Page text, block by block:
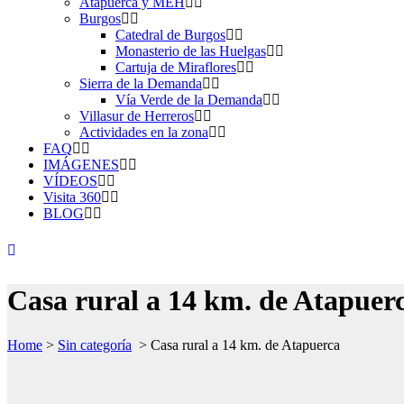
Burgos
Catedral de Burgos
Monasterio de las Huelgas
Cartuja de Miraflores
Sierra de la Demanda
Vía Verde de la Demanda
Villasur de Herreros
Actividades en la zona
FAQ
IMÁGENES
VÍDEOS
Visita 360
BLOG
Casa rural a 14 km. de
Home > Sin categoría > Casa rural a 14 km. de Atapuerca